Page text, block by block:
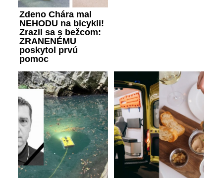
Zdeno Chára mal
NEHODU na bicykli!
Zrazil sa s bežcom:
ZRANENÉMU
poskytol prvú
pomoc